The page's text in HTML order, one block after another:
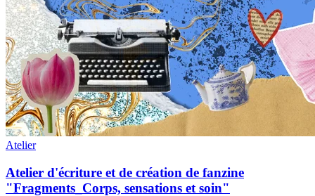
Atelier
Atelier d'écriture et de création de fanzine
"Fragments_Corps, sensations et soin"